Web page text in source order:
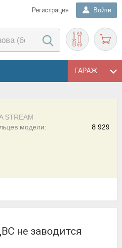
Регистрация Войти
ГАРАЖ
STREAM
8 929
модели:
ДВС не заводится